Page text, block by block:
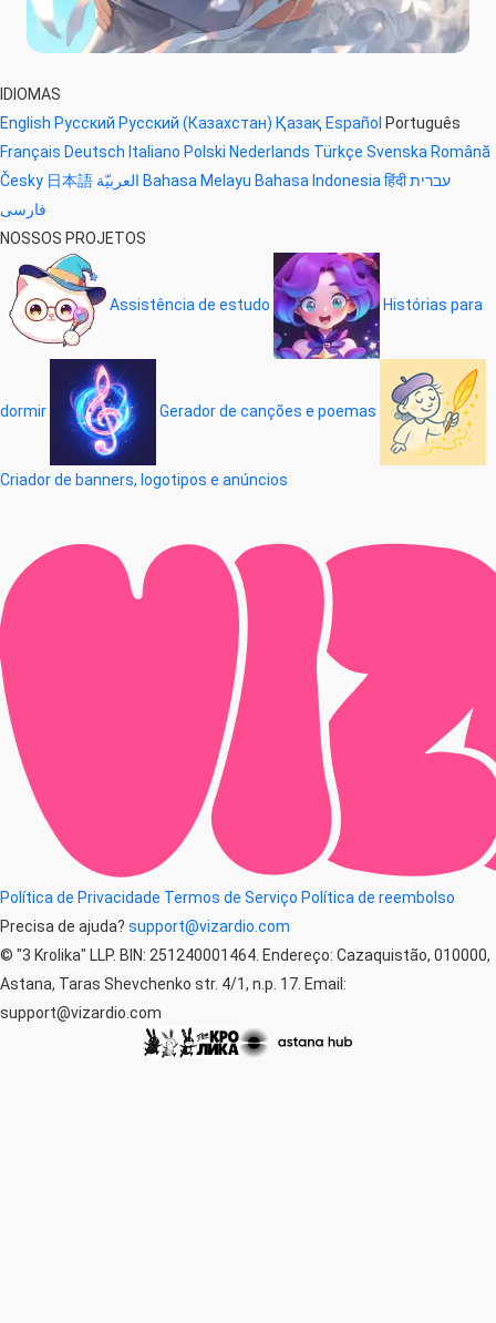
IDIOMAS
English Русский Русский (Казахстан) Қазақ Español Português
Français Deutsch Italiano Polski Nederlands Türkçe Svenska Română
Česky 日本語 Bahasa Melayu Bahasa Indonesia हिंदीעברית
فارسی
NOSSOS PROJETOS
Assistência de estudo Histórias para
dormir Gerador de canções e poemas
Criador de banners, logotipos e anúncios
Política de Privacidade Termos de Serviço Política de reembolso
Precisa de ajuda? support@vizardio.com
© "3 Krolika" LLP. BIN: 251240001464. Endereço: Cazaquistão, 010000,
Astana, Taras Shevchenko str. 4/1, n.p. 17. Email:
support@vizardio.com